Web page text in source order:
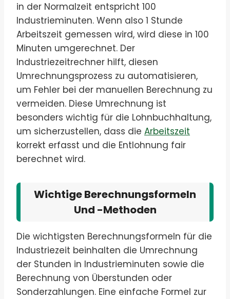
in der Normalzeit entspricht 100
Industrieminuten. Wenn also 1 Stunde
Arbeitszeit gemessen wird, wird diese in 100
Minuten umgerechnet. Der
Industriezeitrechner hilft, diesen
Umrechnungsprozess zu automatisieren,
um Fehler bei der manuellen Berechnung zu
vermeiden. Diese Umrechnung ist
besonders wichtig für die Lohnbuchhaltung,
um sicherzustellen, dass die Arbeitszeit
korrekt erfasst und die Entlohnung fair
berechnet wird.
Wichtige Berechnungsformeln
Und -methoden
Die wichtigsten Berechnungsformeln für die
Industriezeit beinhalten die Umrechnung
der Stunden in Industrieminuten sowie die
Berechnung von Überstunden oder
Sonderzahlungen. Eine einfache Formel zur